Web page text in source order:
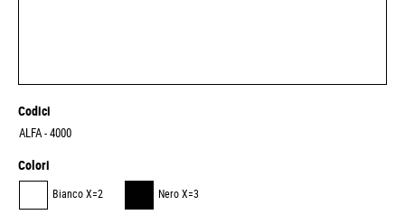
Codici
ALFA - 4000
Colori
Bianco X=2 Nero X=3